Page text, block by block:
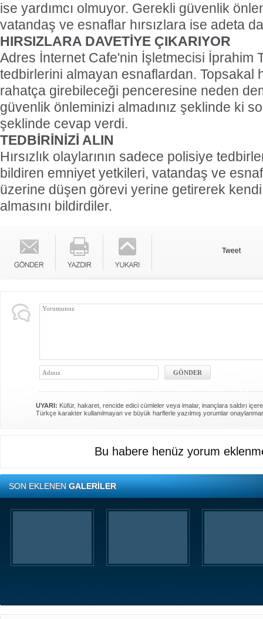
ise yardımcı olmuyor. Gerekli güvenlik
vatandaş ve esnaflar hırsızlara ise adeta
HIRSIZLARA DAVETİYE ÇIKARIYOR
Adres İnternet Cafe'nin İşletmecisi İprahim
tedbirlerini almayan esnaflardan. Topsakal
rahatça girebileceği penceresine neden
güvenlik önleminizi almadınız şeklinde ki
şeklinde cevap verdi.
TEDBİRİNİZİ ALIN
Hırsızlık olaylarının sadece polisiye
bildiren emniyet yetkileri, vatandaş ve
üzerine düşen görevi yerine getirerek
almasını bildirdiler.
Tweet
UYARI: Küfür, hakaret, rencide edici cümleler veya imalar, inançlara saldırı
Türkçe karakter kullanılmayan ve büyük harflerle yazılmış yorumlar
Bu habere henüz yorum
SON EKLENENGALERİLER